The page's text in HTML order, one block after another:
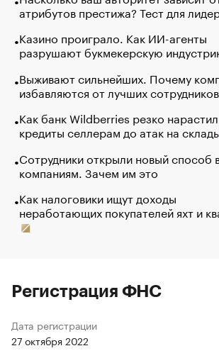
атрибутов престижа? Тест для
Казино проиграло. Как ИИ-агенты
разрушают букмекерскую
Выживают сильнейших. Почему
избавляются от лучших сотрудников
Как банк Wildberries резко нарастил
кредиты селлерам до атак на
Сотрудники открыли новый способ
компаниям. Зачем им это
Как налоговики ищут доходы
неработающих покупателей яхт и
Регистрация ФНС
Дата регистрации
27 октября 2022